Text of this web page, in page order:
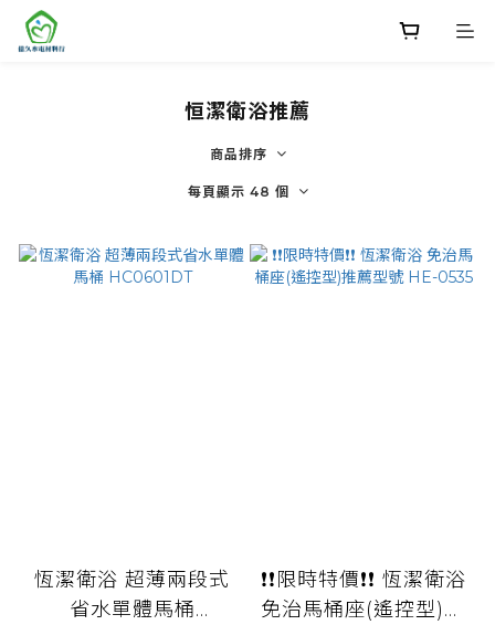
恒潔衛浴推薦
商品排序
每頁顯示 48 個
恆潔衛浴 超薄兩段式
省水單體馬桶
❗❗限時特價❗❗ 恆潔衛浴
免治馬桶座(遙控型)推